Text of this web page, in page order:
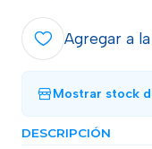
Agregar a
Mostrar stock
DESCRIPCIÓN